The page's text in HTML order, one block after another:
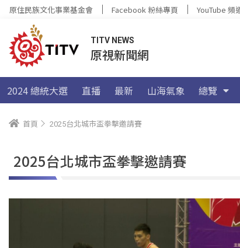
原住民族文化事業基金會 Facebook 粉絲專頁 YouTube 頻
TITV NEWS
原視新聞網
2024 總統大選 直播 最新 山海氣象 總覽
首頁 2025台北城市盃拳擊邀請賽
2025台北城市盃拳擊邀請賽